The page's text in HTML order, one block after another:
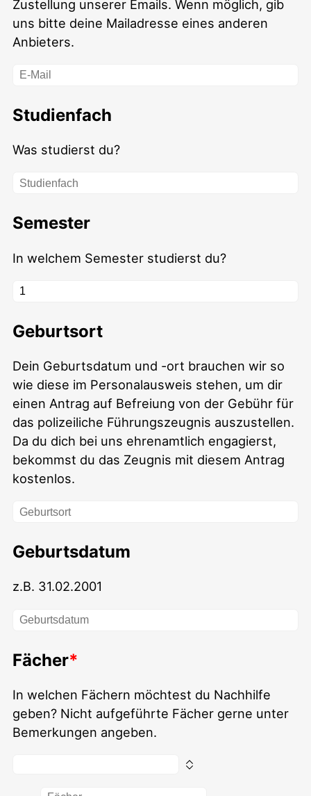
Zustellung unserer Emails. Wenn möglich, gib
uns bitte deine Mailadresse eines anderen
Anbieters.
Studienfach
Was studierst du?
Semester
In welchem Semester studierst du?
Geburtsort
Dein Geburtsdatum und -ort brauchen wir so
wie diese im Personalausweis stehen, um dir
einen Antrag auf Befreiung von der Gebühr für
das polizeiliche Führungszeugnis auszustellen.
Da du dich bei uns ehrenamtlich engagierst,
bekommst du das Zeugnis mit diesem Antrag
kostenlos.
Geburtsdatum
z.B. 31.02.2001
Fächer
In welchen Fächern möchtest du Nachhilfe
geben? Nicht aufgeführte Fächer gerne unter
Bemerkungen angeben.